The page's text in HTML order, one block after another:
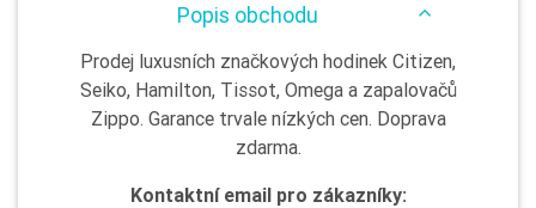
Popis obchodu
Prodej luxusních značkových hodinek Citizen,
Seiko, Hamilton, Tissot, Omega a zapalovačů
Zippo. Garance trvale nízkých cen. Doprava
zdarma.
Kontaktní email pro zákazníky: